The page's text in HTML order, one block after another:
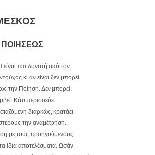
πιο δυνατή από τον
κι αν είναι δεν μπορεί
την Ποίηση. Δεν μπορεί,
Κάτι περισσεύει.
διαρκώς, κρατάει
την αναμέτρηση.
με τούς προηγούμενους
ίδια αποτελέσματα. Ωσάν